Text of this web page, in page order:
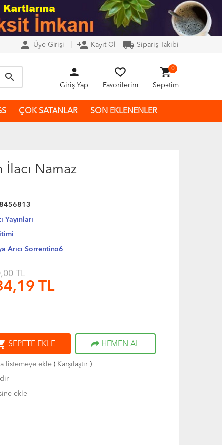
person Üye Girişi person_add Kayıt Ol local_shipping Sipariş Takibi
search person
Giriş Yap
favorite_border
Favorilerim
shopping_cart0
Sepetim
ÇOK SATANLAR SON EKLENENLER
İlacı Namaz
Yayınları
Arıcı Sorrentino6
TL
TL
SEPETE EKLE HEMEN AL
listemeye ekle( Karşılaştır)
ekle